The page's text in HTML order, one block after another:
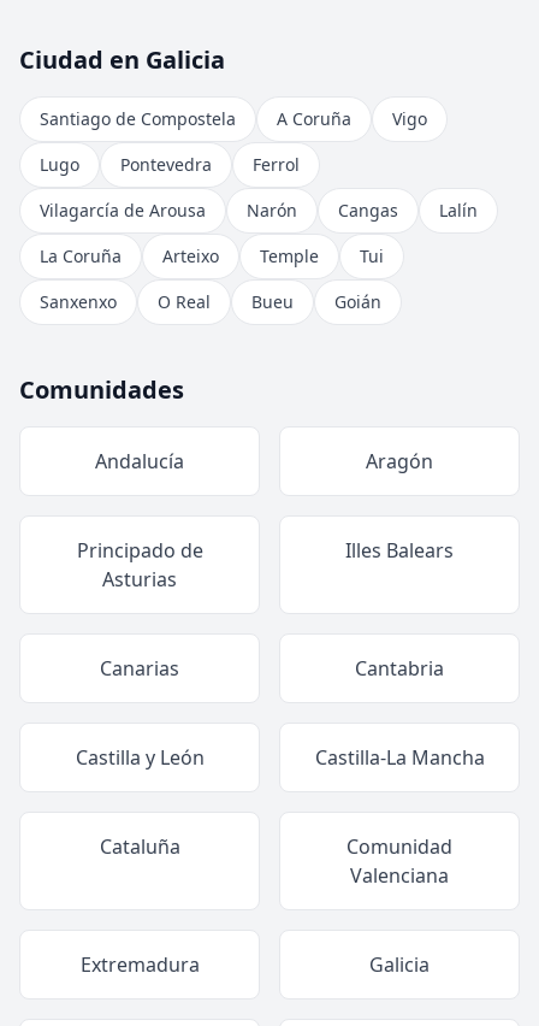
Ciudad en Galicia
Santiago de Compostela A Coruña
Vigo
Lugo
Pontevedra
Ferrol
Vilagarcía de Arousa
Narón Cangas
Lalín
La Coruña
Arteixo Temple
Tui
Sanxenxo
O Real Bueu Goián
Comunidades
Andalucía Aragón
Principado de
Asturias
Illes Balears
Canarias Cantabria
Castilla y León Castilla-La Mancha
Cataluña
Comunidad
Valenciana
Extremadura Galicia